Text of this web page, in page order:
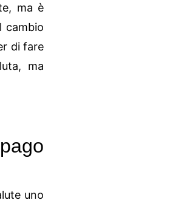
ma è
cambio
di fare
ma
uno